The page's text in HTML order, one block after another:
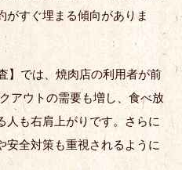
がすぐ埋まる傾向がありま
】では、焼肉店の利用者が前
アウトの需要も増し、食べ放
人も右肩上がりです。さらに
安全対策も重視されるように